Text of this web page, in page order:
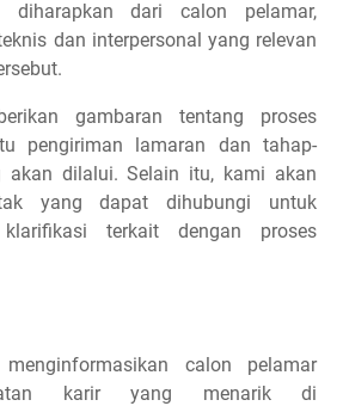
diharapkan dari calon pelamar,
dan interpersonal yang relevan
gambaran tentang proses
pengiriman lamaran dan tahap-
akan dilalui. Selain itu, kami akan
yang dapat dihubungi untuk
terkait dengan proses
calon pelamar
karir yang menarik di